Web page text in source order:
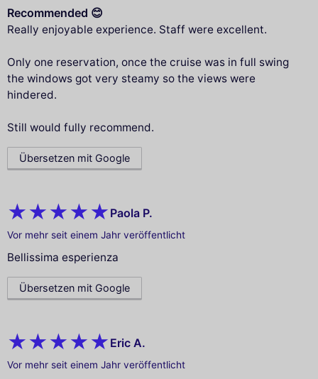
Recommended 😊
Really enjoyable experience. Staff were excellent.
Only one reservation, once the cruise was in full swing
the windows got very steamy so the views were
hindered.
Still would fully recommend.
Übersetzen mit Google
Paola P.
Vor mehr seit einem Jahr veröffentlicht
Bellissima esperienza
Übersetzen mit Google
Eric A.
Vor mehr seit einem Jahr veröffentlicht